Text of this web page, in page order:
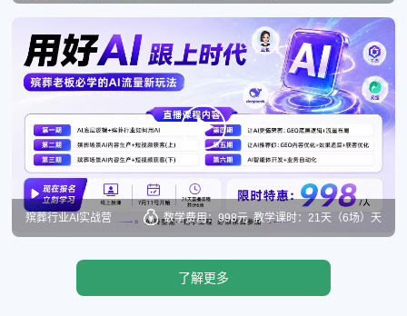
殡葬行业AI实战营 数学费用：998元 教学课时：21天（6场）天
了解更多